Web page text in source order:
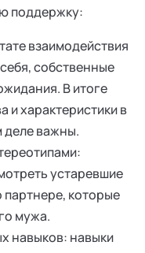
поддержку:
взаимодействия
собственные
В итоге
и характеристики в
деле важны.
устаревшие
которые
мужа.
навыков: навыки